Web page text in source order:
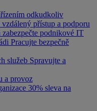
odkudkoliv
vzdálený přístup a podporu
zabezpečte podnikové IT
Pracujte bezpečně
služeb Spravujte a
a provoz
30% sleva na